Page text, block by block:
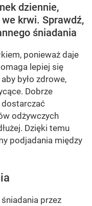
dziennie,
krwi. Sprawdź,
śniadania
ponieważ daje
lepiej się
było zdrowe,
Dobrze
odżywczych
Dzięki temu
podjadania między
przez